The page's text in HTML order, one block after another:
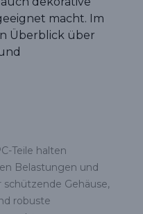
macht. Im
Überblick über
Teile halten
Belastungen und
schützende Gehäuse,
robuste